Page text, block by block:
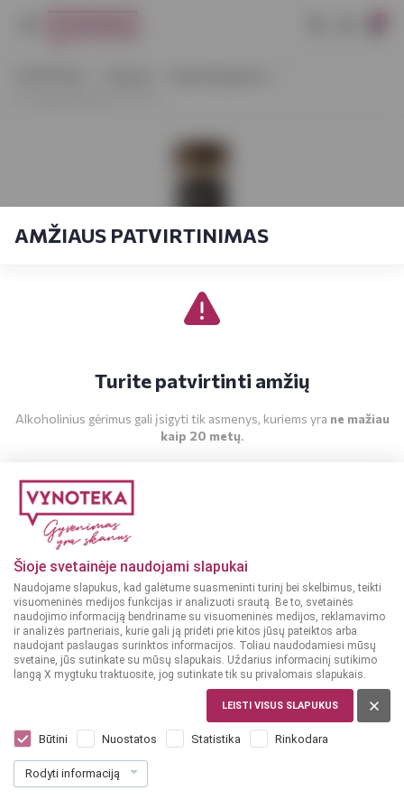
Šioje svetainėje naudojami slapukai
Naudojame slapukus, kad galėtume suasmeninti turinį bei skelbimus, teikti
visuomeninės medijos funkcijas ir analizuoti srautą. Be to, svetainės
naudojimo informaciją bendriname su visuomeninės medijos, reklamavimo
ir analizės partneriais, kurie gali ją pridėti prie kitos jūsų pateiktos arba
naudojant paslaugas surinktos informacijos. Toliau naudodamiesi mūsų
svetaine, jūs sutinkate su mūsų slapukais. Uždarius informacinį sutikimo
langą X mygtuku traktuosite, jog sutinkate tik su privalomais slapukais.
LEISTI VISUS SLAPUKUS
Būtini Nuostatos Statistika Rinkodara
Rodyti informaciją
AMŽIAUS PATVIRTINIMAS
Turite patvirtinti amžių
Alkoholinius gėrimus gali įsigyti tik asmenys, kuriems yra ne mažiau
kaip 20 metų.
LF Grappa Riserva 3Y 0,7 l
Dar nėra balsų, galite įvertinti
99